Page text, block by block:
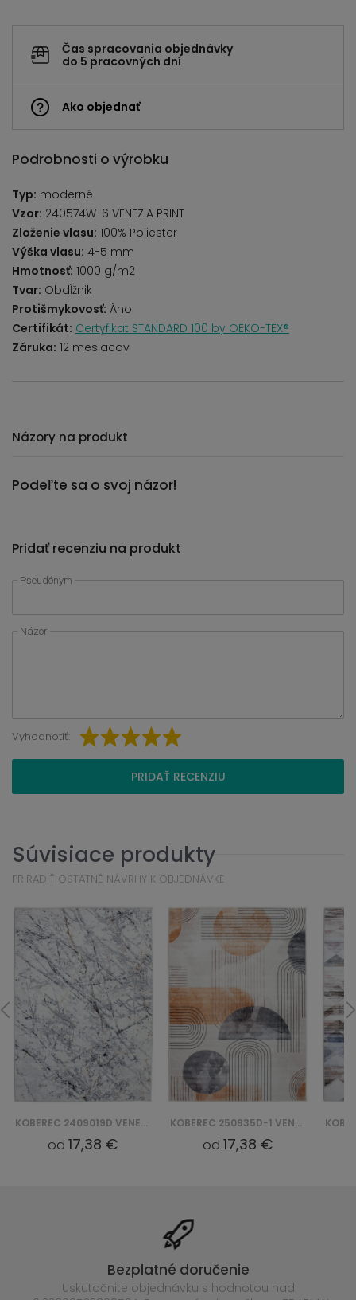
Čas spracovania objednávky
do 5 pracovných dní
Ako objednať
Podrobnosti o výrobku
Typ: moderné
Vzor: 240574W-6 VENEZIA PRINT
Zloženie vlasu: 100% Poliester
Výška vlasu: 4-5 mm
Hmotnosť: 1000 g/m2
Tvar: Obdĺžnik
Protišmykovosť: Áno
Certifikát: Certyfikat STANDARD 100 by OEKO-TEX®
Záruka: 12 mesiacov
Názory na produkt
Podeľte sa o svoj názor!
Pridať recenziu na produkt
Pseudónym
Názor
Vyhodnotiť:
PRIDAŤ RECENZIU
Súvisiace produkty
PRIRADIŤ OSTATNÉ NÁVRHY K OBJEDNÁVKE
KOBEREC 2409019D VENEZIA PRINT
od17,38 €
KOBEREC 250935D-1 VENEZIA PRINT
od17,38 €
Bezplatné doručenie
Uskutočnite objednávku s hodnotou nad